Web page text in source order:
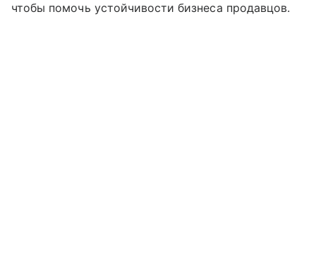
чтобы помочь устойчивости бизнеса продавцов.